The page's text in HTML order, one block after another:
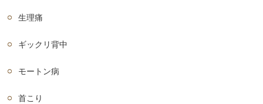
生理痛
ギックリ背中
モートン病
首こり